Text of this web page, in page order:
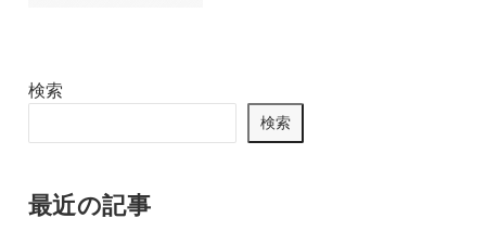
検索
検索
最近の記事